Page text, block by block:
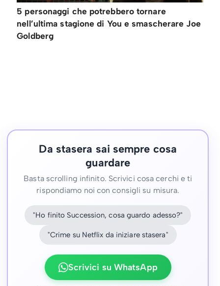
5 personaggi che potrebbero tornare
nell’ultima stagione di You e smascherare Joe
Goldberg
Da stasera sai sempre cosa
guardare
Basta scrolling infinito. Scrivici cosa cerchi e ti
rispondiamo noi con consigli su misura.
"Ho finito Succession, cosa guardo adesso?"
"Crime su Netflix da iniziare stasera"
Scrivici su WhatsApp